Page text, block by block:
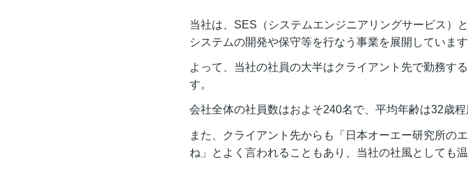
当社は、SES（システムエンジニアリングサービス）
システムの開発や保守等を行なう事業を展開しています
よって、当社の社員の大半はクライアント先で勤務す
す。
会社全体の社員数はおよそ240名で、平均年齢は32歳
また、クライアント先からも「日本オーエー研究所の
ね」とよく言われることもあり、当社の社風としても